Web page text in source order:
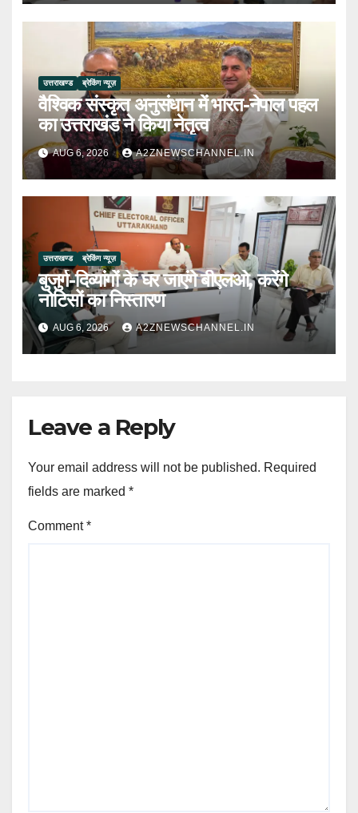
उत्तराखण्ड ब्रेकिंग न्यूज़
वैश्विक संस्कृत अनुसंधान में भारत-नेपाल पहल
का उत्तराखंड ने किया नेतृत्व
AUG 6, 2026 A2ZNEWSCHANNEL.IN
उत्तराखण्ड ब्रेकिंग न्यूज़
बुजुर्ग-दिव्यांगों के घर जाएंगे बीएलओ, करेंगे
नोटिसों का निस्तारण
AUG 6, 2026 A2ZNEWSCHANNEL.IN
Leave a Reply
Your email address will not be published. Required
fields are marked *
Comment*